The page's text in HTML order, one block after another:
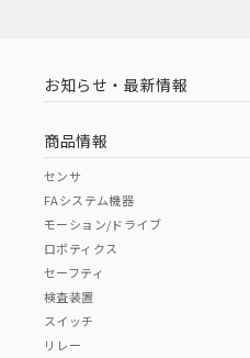
お知らせ・最新情報
商品情報
センサ
FAシステム機器
モーション/ドライブ
ロボティクス
セーフティ
検査装置
スイッチ
リレー